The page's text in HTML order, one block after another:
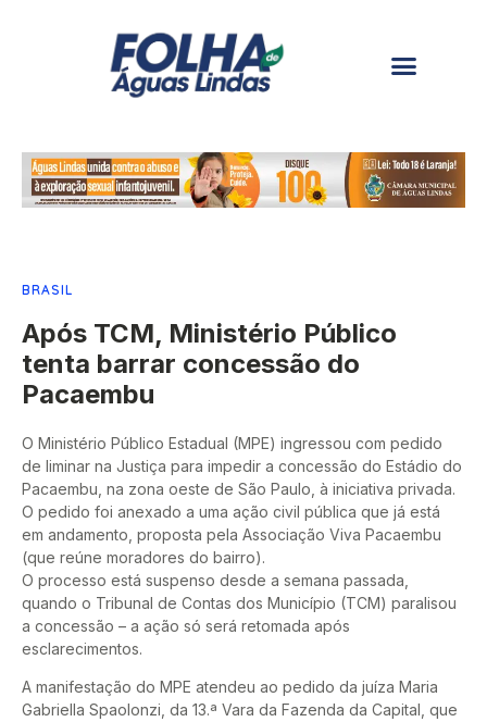
BRASIL
Após TCM, Ministério Público
tenta barrar concessão do
Pacaembu
O Ministério Público Estadual (MPE) ingressou com pedido
de liminar na Justiça para impedir a concessão do Estádio do
Pacaembu, na zona oeste de São Paulo, à iniciativa privada.
O pedido foi anexado a uma ação civil pública que já está
em andamento, proposta pela Associação Viva Pacaembu
(que reúne moradores do bairro).
O processo está suspenso desde a semana passada,
quando o Tribunal de Contas dos Município (TCM) paralisou
a concessão – a ação só será retomada após
esclarecimentos.
A manifestação do MPE atendeu ao pedido da juíza Maria
Gabriella Spaolonzi, da 13.ª Vara da Fazenda da Capital, que